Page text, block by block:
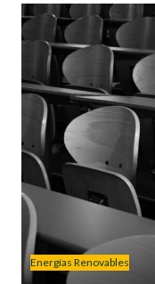
Energías Renovables